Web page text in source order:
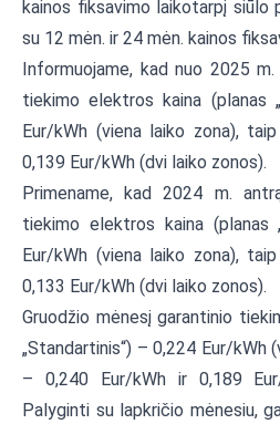
kainos fiksavimo laikotarpį siūlo
su 12 mėn. ir 24 mėn. kainos
Informuojame, kad nuo 2025
tiekimo elektros kaina (planas
Eur/kWh (viena laiko zona),
0,139 Eur/kWh (dvi laiko zonos).
Primename, kad 2024 m.
tiekimo elektros kaina (planas
Eur/kWh (viena laiko zona),
0,133 Eur/kWh (dvi laiko zonos).
Gruodžio mėnesį garantinio
„Standartinis“) – 0,224 Eur/kWh
– 0,240 Eur/kWh ir 0,189
Palyginti su lapkričio mėnesiu,